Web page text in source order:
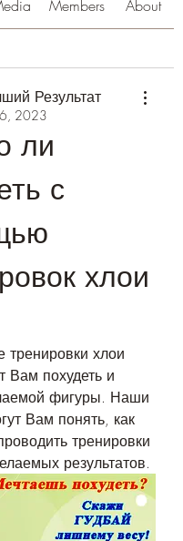
Members About
Результат
2023
ли
с
хлои
тренировки хлои
Вам похудеть и
фигуры. Наши
Вам понять, как
тренировки
результатов.